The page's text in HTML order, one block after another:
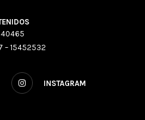
– 15452532
INSTAGRAM